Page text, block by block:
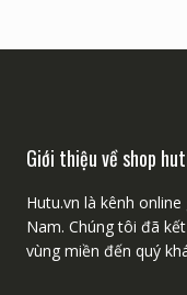
Giới thiệu về shop
Hutu.vn là kênh
Nam. Chúng tôi đã
vùng miền đến quý